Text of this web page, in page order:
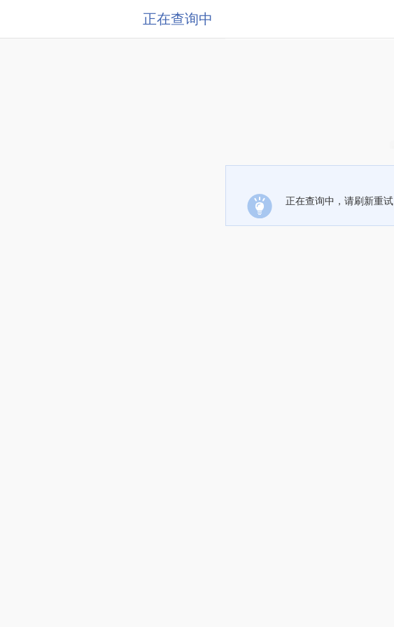
正在查询中
正在查询中，请刷新重试